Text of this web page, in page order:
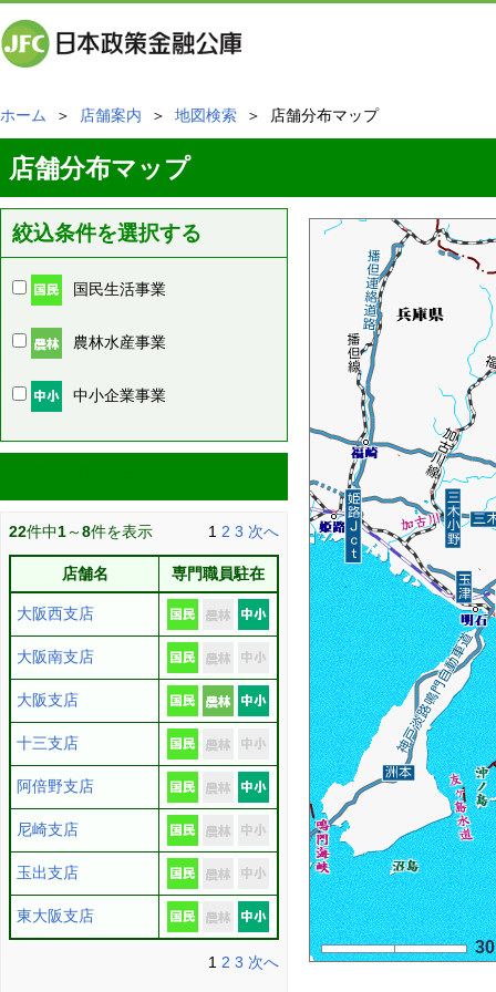
ホーム ＞ 店舗案内 ＞ 地図検索 ＞ 店舗分布マップ
店舗分布マップ
絞込条件を選択する
国民生活事業
農林水産事業
中小企業事業
22件中1～8件を表示 1 2 3 次へ
店舗名 専門職員駐在
大阪西支店
大阪南支店
大阪支店
十三支店
阿倍野支店
尼崎支店
玉出支店
東大阪支店
1 2 3 次へ